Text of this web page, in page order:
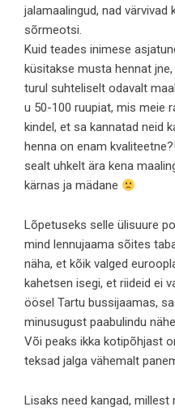
jalamaalingud, nad värvivad
sõrmeotsi.
Kuid teades inimese
küsitakse musta hennat
turul suhteliselt odavalt
u 50-100 ruupiat, mis meie
kindel, et sa kannatad neid
henna on enam
sealt uhkelt ära kena
kärnas ja mädane
Lõpetuseks selle ülisuure
mind lennujaama sõites
näha, et kõik valged
kahetsen isegi, et riideid ei
öösel Tartu bussijaamas,
minusugust paabulindu
Või peaks ikka kotipõhjast
teksad jalga vähemalt
Lisaks need kangad,